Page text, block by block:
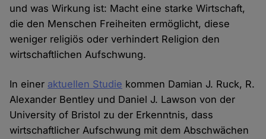
und was Wirkung ist: Macht eine starke Wirtschaft,
die den Menschen Freiheiten ermöglicht, diese
weniger religiös oder verhindert Religion den
wirtschaftlichen Aufschwung.
In einer aktuellen Studie kommen Damian J. Ruck, R.
Alexander Bentley und Daniel J. Lawson von der
University of Bristol zu der Erkenntnis, dass
wirtschaftlicher Aufschwung mit dem Abschwächen